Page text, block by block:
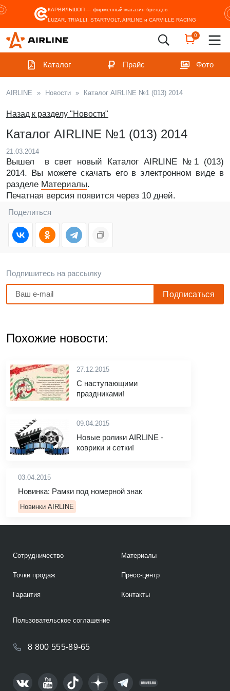
КАРВИЛЬШОП — фирменный магазин брендов
LUZAR, TRIALLI, STARTVOLT, AIRLINE и CARVILLE RACING
0
Каталог Прайс Фото
AIRLINE » Новости » Каталог AIRLINE №1 (013) 2014
Назад к разделу "Новости"
Каталог AIRLINE №1 (013) 2014
21.03.2014
Вышел в свет новый Каталог AIRLINE №1 (013)
2014. Вы можете скачать его в электронном виде в
разделе Материалы.
Печатная версия появится через 10 дней.
Поделиться
Подпишитесь на рассылку
Похожие новости:
27.12.2015
С наступающими
праздниками!
09.04.2015
Новые ролики AIRLINE -
коврики и сетки!
03.04.2015
Новинка: Рамки под номерной знак
Новинки AIRLINE
Сотрудничество
Точки продаж
Гарантия
Материалы
Пресс-центр
Контакты
8 800 555-89-65
Пользовательское соглашение